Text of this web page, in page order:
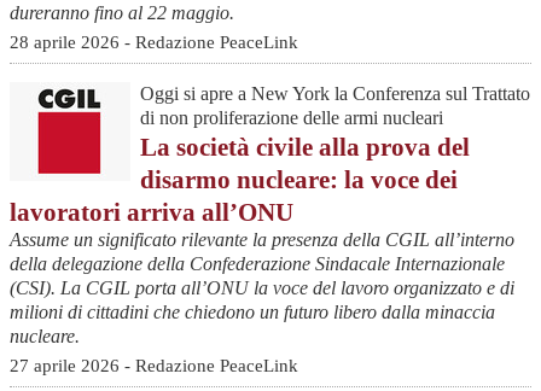
dureranno fino al 22 maggio.
28 aprile 2026 - Redazione PeaceLink
Oggi si apre a New York la Conferenza sul Trattato
di non proliferazione delle armi nucleari
La società civile alla prova del
disarmo nucleare: la voce dei
lavoratori arriva all’ONU
Assume un significato rilevante la presenza della CGIL all’interno
della delegazione della Confederazione Sindacale Internazionale
(CSI). La CGIL porta all’ONU la voce del lavoro organizzato e di
milioni di cittadini che chiedono un futuro libero dalla minaccia
nucleare.
27 aprile 2026 - Redazione PeaceLink